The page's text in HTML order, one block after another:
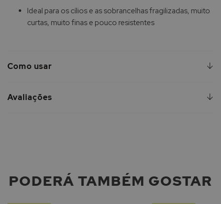
Ideal para os cílios e as sobrancelhas fragilizadas, muito
curtas, muito finas e pouco resistentes
Como usar
Avaliações
PODERÁ TAMBÉM GOSTAR